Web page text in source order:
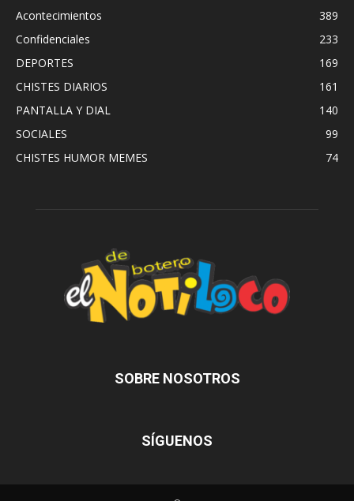
Acontecimientos
389
Confidenciales
233
DEPORTES
169
CHISTES DIARIOS
161
PANTALLA Y DIAL
140
SOCIALES
99
CHISTES HUMOR MEMES
74
SOBRE NOSOTROS
SÍGUENOS